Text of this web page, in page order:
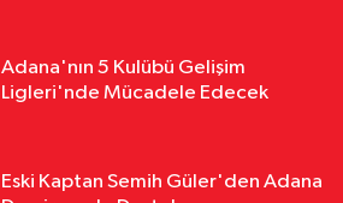
Adana'nın 5 Kulübü Gelişim
Ligleri'nde Mücadele Edecek
Eski Kaptan Semih Güler'den Adana